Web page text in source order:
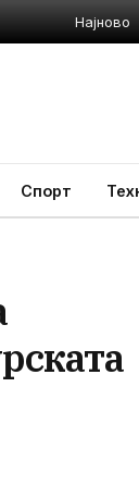
Најново
Спорт